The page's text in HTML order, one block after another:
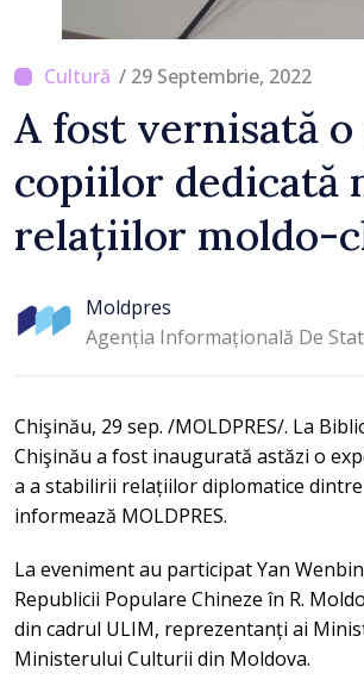
/ 29 Septembrie, 2022
A fost vernisată
copiilor dedicată
relațiilor moldo-
Moldpres
Agenția Informațională De Stat
Chişinău, 29 sep. /MOLDPRES/. La
Chişinău a fost inaugurată astăzi o
a a stabilirii relațiilor diplomatice
informează MOLDPRES.
La eveniment au participat Yan
Republicii Populare Chineze în R.
din cadrul ULIM, reprezentanți ai
Ministerului Culturii din Moldova.